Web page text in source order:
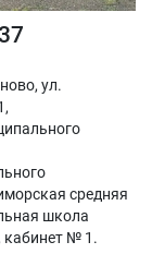
ул.
средняя
школа
кабинет № 1.